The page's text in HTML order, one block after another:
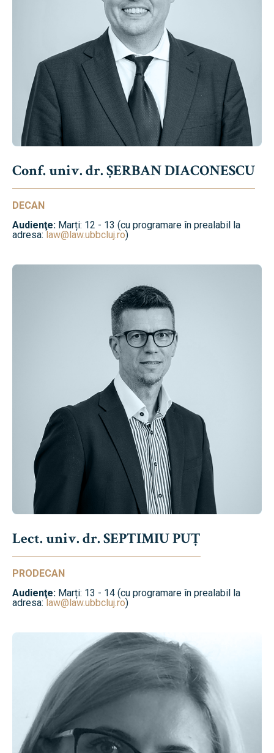
Conf. univ. dr. ȘERBAN DIACONESCU
DECAN
Audienţe: Marți: 12 - 13 (cu programare în prealabil la
adresa:law@law.ubbcluj.ro)
Lect. univ. dr. SEPTIMIU PUȚ
PRODECAN
Audienţe: Marți: 13 - 14 (cu programare în prealabil la
adresa:law@law.ubbcluj.ro)